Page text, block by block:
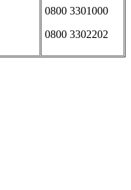
0800 3301000
0800 3302202